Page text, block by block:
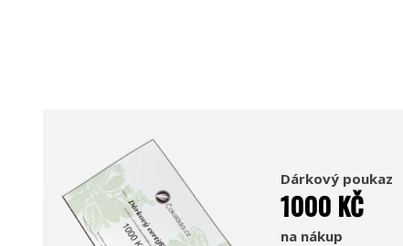
Dárkový poukaz
1000 KČ
na nákup